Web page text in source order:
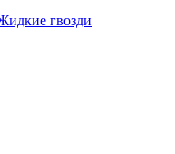
гвозди